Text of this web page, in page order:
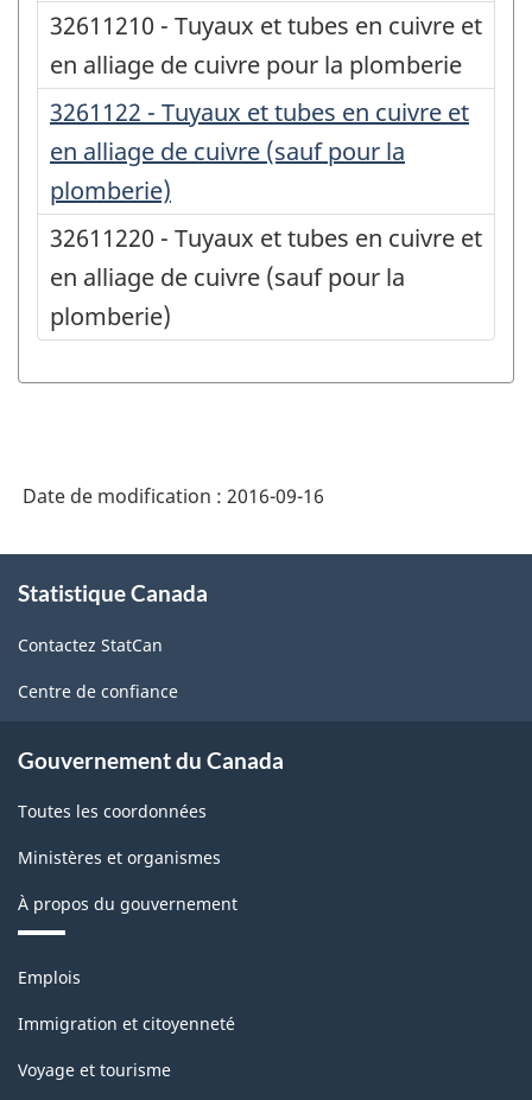
32611210 - Tuyaux et tubes en cuivre et
en alliage de cuivre pour la plomberie
3261122 - Tuyaux et tubes en cuivre et
en alliage de cuivre (sauf pour la
plomberie)
32611220 - Tuyaux et tubes en cuivre et
en alliage de cuivre (sauf pour la
plomberie)
Date de modification : 2016-09-16
propos
ce
site
Statistique Canada
Contactez StatCan
Centre de confiance
Gouvernement du Canada
Toutes les coordonnées
Ministères et organismes
À propos du gouvernement
Thèmes
sujets
Emplois
Immigration et citoyenneté
Voyage et tourisme